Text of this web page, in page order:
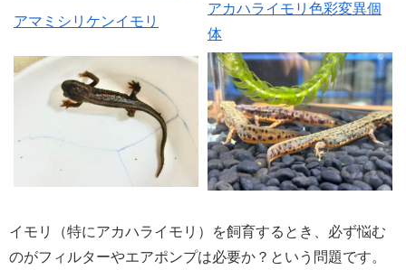
アマミシリケンイモリ
アカハライモリ色彩変異個
体
イモリ（特にアカハライモリ）を飼育するとき、必ず悩む
のがフィルターやエアポンプは必要か？という問題です。